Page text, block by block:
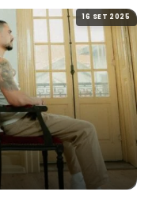
16 SET 2025